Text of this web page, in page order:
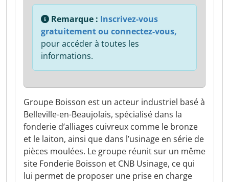
Groupe Boisson est un acteur industriel basé à
Belleville-en-Beaujolais, spécialisé dans la
fonderie d’alliages cuivreux comme le bronze
et le laiton, ainsi que dans l’usinage en série de
pièces moulées. Le groupe réunit sur un même
site Fonderie Boisson et CNB Usinage, ce qui
lui permet de proposer une prise en charge
Remarque : Inscrivez-vous
gratuitement ou connectez-vous,
pour accéder à toutes les
informations.